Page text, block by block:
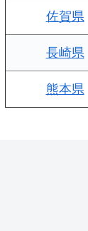
佐賀県
長崎県
熊本県